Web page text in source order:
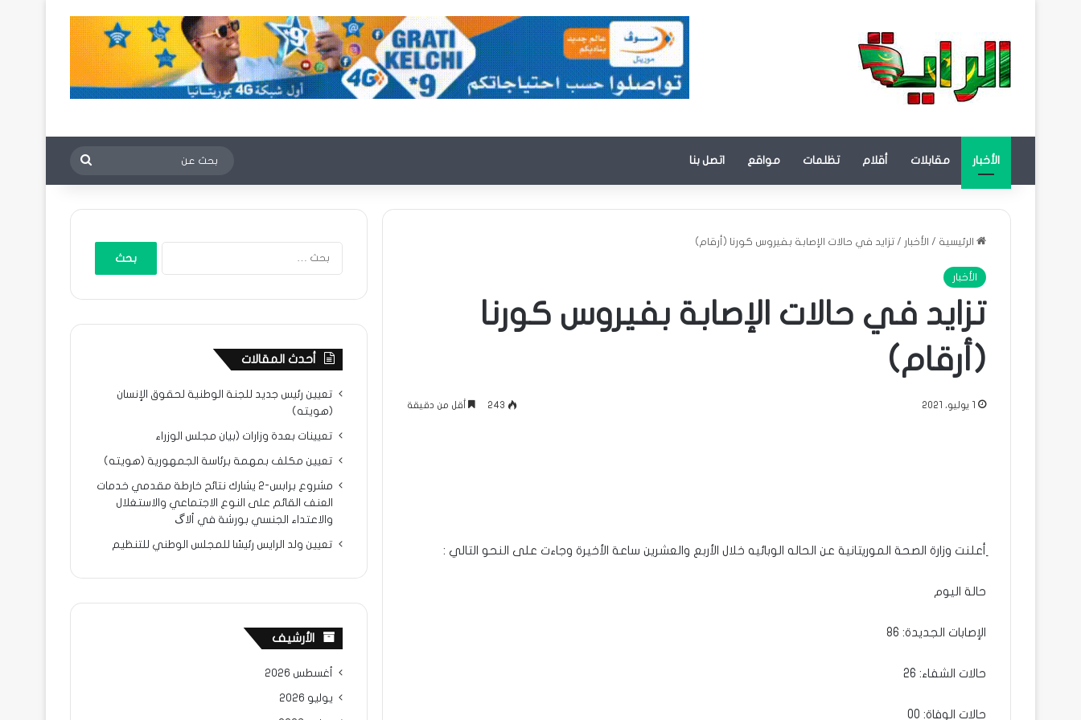
الأخبار مقابلات أقلام تظلمات مواقع اتصل بنا بحث
عن
الرئيسية / الأخبار / تزايد في حالات الإصابة بفيروس كورنا (أرقام)
الأخبار
تزايد في حالات الإصابة بفيروس كورنا
(أرقام)
1 يوليو، 2021 243 أقل من دقيقة
ِأعلنت وزارة الصحة الموريتانية عن الحاله الوبائيه خلال الأربع والعشرين ساعة الأخيرة وجاءت على النحو التالي :
حالة اليوم
الإصابات الجديدة: 86
حالات الشفاء: 26
حالات الوفاة: 00
أحدث المقالات
تعيين رئيس جديد للجنة الوطنية لحقوق الإنسان
(هويته)
تعيينات بعدة وزارات (بيان مجلس الوزراء
تعيين مكلف بمهمة برئاسة الجمهورية (هويته)
مشروع برابس-2 يشارك نتائح خارطة مقدمي خدمات
العنف القائم على النوع الاجتماعي والاستغلال
والاعتداء الجنسي بورشة في ألاگ
تعيين ولد الرايس رئيسًا للمجلس الوطني للتنظيم
الأرشيف
أغسطس 2026
يوليو 2026